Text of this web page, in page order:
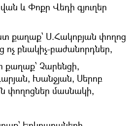
և Փոքր Վեդի գյուղեր
քաղաք՝ Ս.Հակոբյան փողոց
բնակիչ-բաժանորդներ,
քաղաք՝ Չարենցի,
Խանջյան, Սերոբ
փողոցներ մասնակի,